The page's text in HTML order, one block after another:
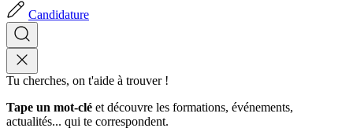
Candidature
Tu cherches, on t'aide à trouver !
Tape un mot-clé et découvre les formations, événements,
actualités... qui te correspondent.